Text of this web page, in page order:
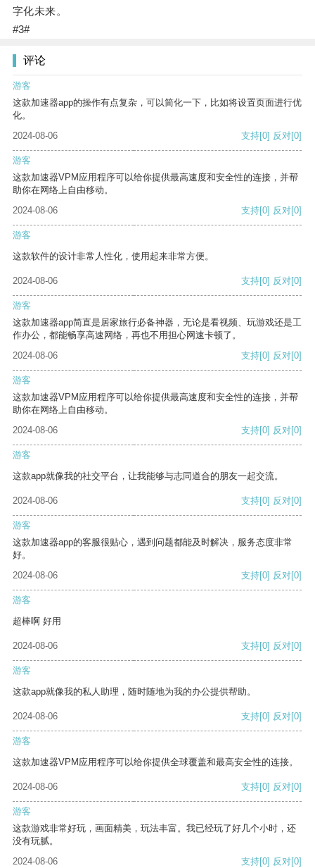
字化未来。
#3#
评论
游客
这款加速器app的操作有点复杂，可以简化一下，比如将设置页面进行优
化。
2024-08-06
支持[0] 反对[0]
游客
这款加速器VPM应用程序可以给你提供最高速度和安全性的连接，并帮
助你在网络上自由移动。
2024-08-06
支持[0] 反对[0]
游客
这款软件的设计非常人性化，使用起来非常方便。
2024-08-06 支持[0] 反对[0]
游客
这款加速器app简直是居家旅行必备神器，无论是看视频、玩游戏还是工
作办公，都能畅享高速网络，再也不用担心网速卡顿了。
2024-08-06
支持[0] 反对[0]
游客
这款加速器VPM应用程序可以给你提供最高速度和安全性的连接，并帮
助你在网络上自由移动。
2024-08-06
支持[0] 反对[0]
游客
这款app就像我的社交平台，让我能够与志同道合的朋友一起交流。
2024-08-06 支持[0] 反对[0]
游客
这款加速器app的客服很贴心，遇到问题都能及时解决，服务态度非常
好。
2024-08-06
支持[0] 反对[0]
游客
超棒啊 好用
2024-08-06 支持[0] 反对[0]
游客
这款app就像我的私人助理，随时随地为我的办公提供帮助。
2024-08-06 支持[0] 反对[0]
游客
这款加速器VPM应用程序可以给你提供全球覆盖和最高安全性的连接。
2024-08-06 支持[0] 反对[0]
游客
这款游戏非常好玩，画面精美，玩法丰富。我已经玩了好几个小时，还
没有玩腻。
2024-08-06
支持[0] 反对[0]